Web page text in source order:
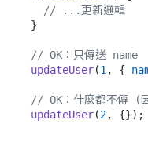
// ...更新邏輯
}
// OK：只傳送 name
updateUser(1 , {
// OK：什麼都不傳 (
updateUser(2